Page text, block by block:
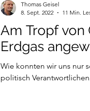
Am Tropf von
Erdgas
Wie konnten wir uns nur
politisch
Thomas Geisel
8. Sept. 2022
11 Min.